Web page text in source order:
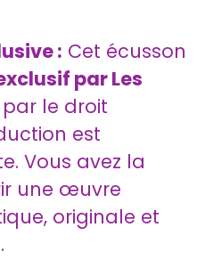
: Cet écusson
par Les
le droit
est
Vous avez la
une œuvre
originale et